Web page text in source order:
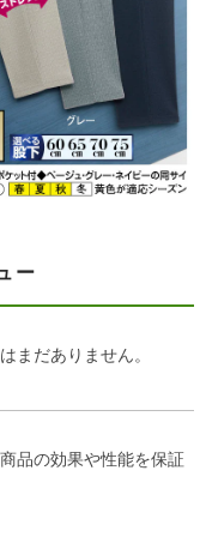
ー
まだありません。
品の効果や性能を保証